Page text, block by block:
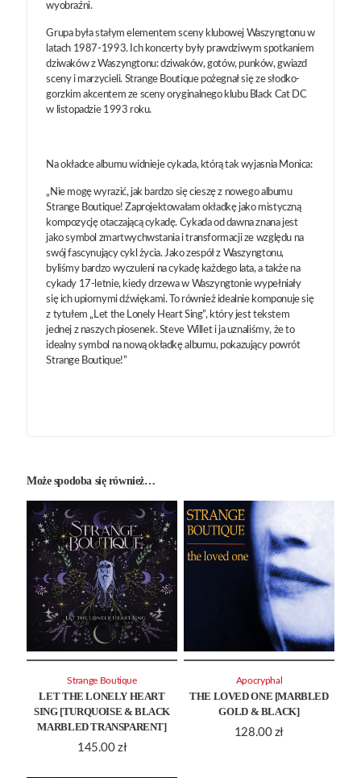
wyobraźni.
Grupa była stałym elementem sceny klubowej Waszyngtonu w
latach 1987-1993. Ich koncerty były prawdziwym spotkaniem
dziwaków z Waszyngtonu: dziwaków, gotów, punków, gwiazd
sceny i marzycieli. Strange Boutique pożegnał się ze słodko-
gorzkim akcentem ze sceny oryginalnego klubu Black Cat DC
w listopadzie 1993 roku.
Na okładce albumu widnieje cykada, którą tak wyjasnia Monica:
„Nie mogę wyrazić, jak bardzo się cieszę z nowego albumu
Strange Boutique! Zaprojektowałam okładkę jako mistyczną
kompozycję otaczającą cykadę. Cykada od dawna znana jest
jako symbol zmartwychwstania i transformacji ze względu na
swój fascynujący cykl życia. Jako zespół z Waszyngtonu,
byliśmy bardzo wyczuleni na cykadę każdego lata, a także na
cykady 17-letnie, kiedy drzewa w Waszyngtonie wypełniały
się ich upiornymi dźwiękami. To również idealnie komponuje się
z tytułem „Let the Lonely Heart Sing”, który jest tekstem
jednej z naszych piosenek. Steve Willet i ja uznaliśmy, że to
idealny symbol na nową okładkę albumu, pokazujący powrót
Strange Boutique!”
Może spodoba się również…
LET THE LONELY HEART
SING [TURQUOISE & BLACK
MARBLED TRANSPARENT]
145.00 zł
Strange Boutique
THE LOVED ONE [MARBLED
GOLD & BLACK]
128.00 zł
Apocryphal